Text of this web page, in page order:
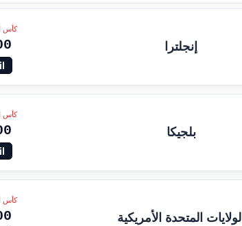
إنجلترا
كأس
بلجيكا
كأس
الولايات المتحدة الأمريكية
كأس